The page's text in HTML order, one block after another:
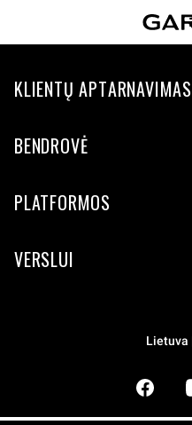
KLIENTŲ APTARNAVIMAS
BENDROVĖ
PLATFORMOS
VERSLUI
Lietuva